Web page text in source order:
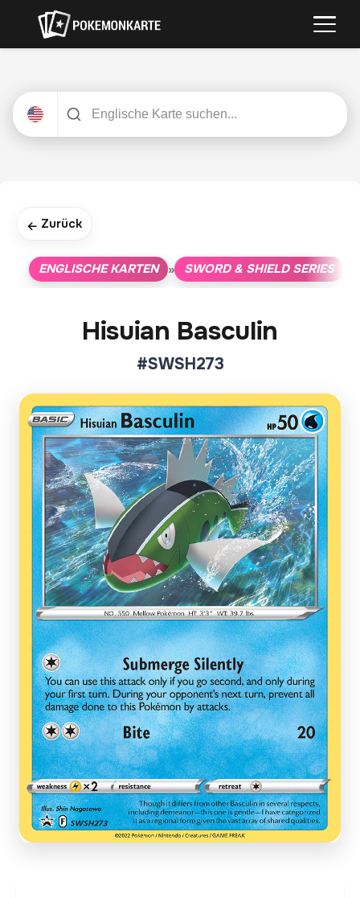
← Zurück
ENGLISCHE KARTEN » SWORD & SHIELD SERIES
Hisuian Basculin
#SWSH273